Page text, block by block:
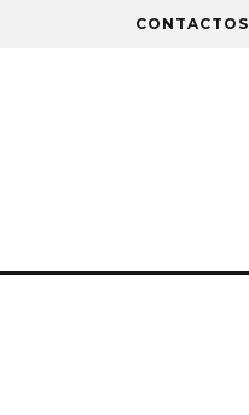
CONTACTOS